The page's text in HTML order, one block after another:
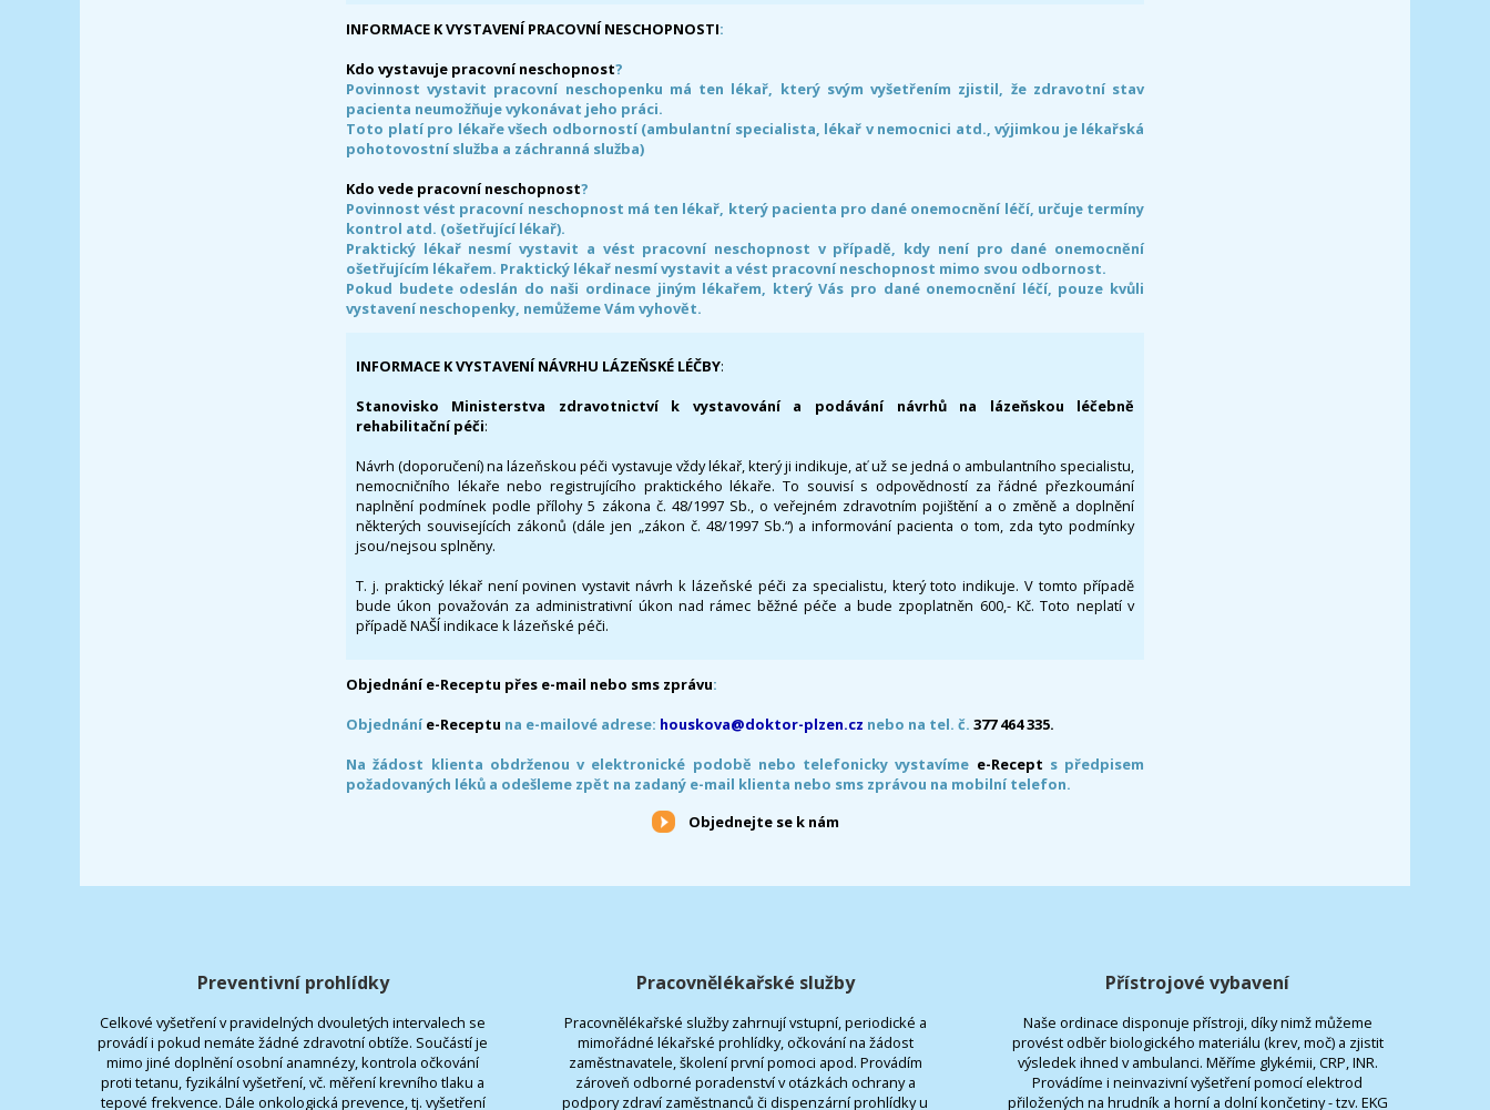
INFORMACE K VYSTAVENÍ PRACOVNÍ NESCHOPNOSTI:
Kdo vystavuje pracovní neschopnost?
Povinnost vystavit pracovní neschopenku má ten lékař, který svým vyšetřením zjistil, že zdravotní stav
pacienta neumožňuje vykonávat jeho práci.
Toto platí pro lékaře všech odborností (ambulantní specialista, lékař v nemocnici atd., výjimkou je lékařská
pohotovostní služba a záchranná služba)
Kdo vede pracovní neschopnost?
Povinnost vést pracovní neschopnost má ten lékař, který pacienta pro dané onemocnění léčí, určuje termíny
kontrol atd. (ošetřující lékař).
Praktický lékař nesmí vystavit a vést pracovní neschopnost v případě, kdy není pro dané onemocnění
ošetřujícím lékařem. Praktický lékař nesmí vystavit a vést pracovní neschopnost mimo svou odbornost.
Pokud budete odeslán do naši ordinace jiným lékařem, který Vás pro dané onemocnění léčí, pouze kvůli
vystavení neschopenky, nemůžeme Vám vyhovět.
INFORMACE K VYSTAVENÍ NÁVRHU LÁZEŇSKÉ LÉČBY:
Stanovisko Ministerstva zdravotnictví k vystavování a podávání návrhů na lázeňskou léčebně
rehabilitační péči:
Návrh (doporučení) na lázeňskou péči vystavuje vždy lékař, který ji indikuje, ať už se jedná o ambulantního specialistu,
nemocničního lékaře nebo registrujícího praktického lékaře. To souvisí s odpovědností za řádné přezkoumání
naplnění podmínek podle přílohy 5 zákona č. 48/1997 Sb., o veřejném zdravotním pojištění a o změně a doplnění
některých souvisejících zákonů (dále jen „zákon č. 48/1997 Sb.“) a informování pacienta o tom, zda tyto podmínky
jsou/nejsou splněny.
T. j. praktický lékař není povinen vystavit návrh k lázeňské péči za specialistu, který toto indikuje. V tomto případě
bude úkon považován za administrativní úkon nad rámec běžné péče a bude zpoplatněn 600,- Kč. Toto neplatí v
případě NAŠÍ indikace k lázeňské péči.
Objednání e-Receptu přes e-mail nebo sms zprávu:
Objednáníe-Receptu na e-mailové adrese: houskova@doktor-plzen.cz nebo na tel. č. 377 464 335.
Na žádost klienta obdrženou v elektronické podobě nebo telefonicky vystavíme e-Recept s předpisem
požadovaných léků a odešleme zpět na zadaný e-mail klienta nebo sms zprávou na mobilní telefon.
Objednejte se k nám
Preventivní prohlídky
Celkové vyšetření v pravidelných dvouletých intervalech se
provádí i pokud nemáte žádné zdravotní obtíže. Součástí je
mimo jiné doplnění osobní anamnézy, kontrola očkování
proti tetanu, fyzikální vyšetření, vč. měření krevního tlaku a
tepové frekvence. Dále onkologická prevence, tj. vyšetření
Pracovnělékařské služby
Pracovnělékařské služby zahrnují vstupní, periodické a
mimořádné lékařské prohlídky, očkování na žádost
zaměstnavatele, školení první pomoci apod. Provádím
zároveň odborné poradenství v otázkách ochrany a
podpory zdraví zaměstnanců či dispenzární prohlídky u
Přístrojové vybavení
Naše ordinace disponuje přístroji, díky nimž můžeme
provést odběr biologického materiálu (krev, moč) a zjistit
výsledek ihned v ambulanci. Měříme glykémii, CRP, INR.
Provádíme i neinvazivní vyšetření pomocí elektrod
přiložených na hrudník a horní a dolní končetiny - tzv. EKG